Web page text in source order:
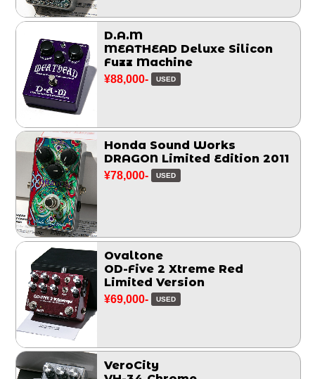
D.A.M
MEATHEAD Deluxe Silicon
Fuzz Machine
¥88,000- USED
Honda Sound Works
DRAGON Limited Edition 2011
¥78,000- USED
Ovaltone
OD-Five 2 Xtreme Red
Limited Version
¥69,000- USED
VeroCity